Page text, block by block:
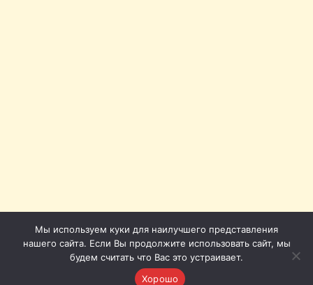
Мы используем куки для наилучшего представления
нашего сайта. Если Вы продолжите использовать сайт, мы
будем считать что Вас это устраивает.
Хорошо